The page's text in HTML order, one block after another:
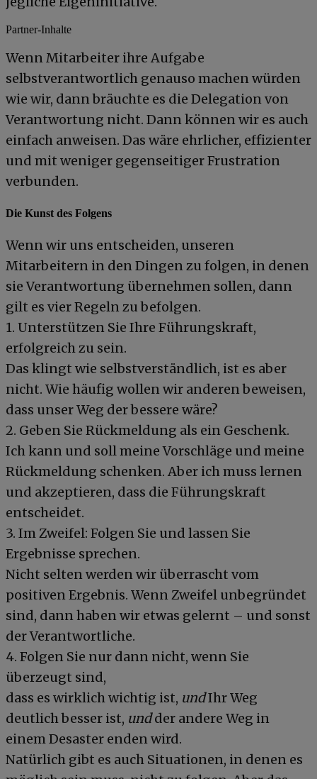
Partner-Inhalte
Wenn Mitarbeiter ihre Aufgabe
selbstverantwortlich genauso machen würden
wie wir, dann bräuchte es die Delegation von
Verantwortung nicht. Dann können wir es auch
einfach anweisen. Das wäre ehrlicher, effizienter
und mit weniger gegenseitiger Frustration
verbunden.
Die Kunst des Folgens
Wenn wir uns entscheiden, unseren
Mitarbeitern in den Dingen zu folgen, in denen
sie Verantwortung übernehmen sollen, dann
gilt es vier Regeln zu befolgen.
1. Unterstützen Sie Ihre Führungskraft,
erfolgreich zu sein.
Das klingt wie selbstverständlich, ist es aber
nicht. Wie häufig wollen wir anderen beweisen,
dass unser Weg der bessere wäre?
2. Geben Sie Rückmeldung als ein Geschenk.
Ich kann und soll meine Vorschläge und meine
Rückmeldung schenken. Aber ich muss lernen
und akzeptieren, dass die Führungskraft
entscheidet.
3. Im Zweifel: Folgen Sie und lassen Sie
Ergebnisse sprechen.
Nicht selten werden wir überrascht vom
positiven Ergebnis. Wenn Zweifel unbegründet
sind, dann haben wir etwas gelernt – und sonst
der Verantwortliche.
4. Folgen Sie nur dann nicht, wenn Sie
überzeugt sind,
dass es wirklich wichtig ist, undIhr Weg
deutlich besser ist, undder andere Weg in
einem Desaster enden wird.
Natürlich gibt es auch Situationen, in denen es